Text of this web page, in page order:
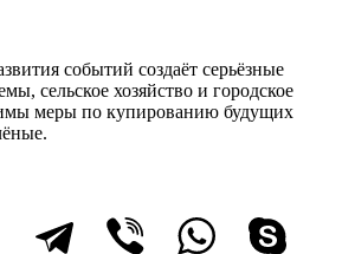
событий создаёт серьёзные
сельское хозяйство и городское
меры по купированию будущих